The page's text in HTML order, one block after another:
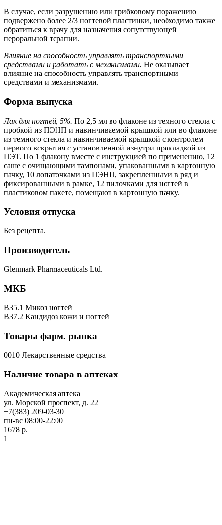
В случае, если разрушению или грибковому поражению
подвержено более 2/3 ногтевой пластинки, необходимо также
обратиться к врачу для назначения сопутствующей
пероральной терапии.
Влияние на способность управлять транспортными
средствами и работать с механизмами. Не оказывает
влияние на способность управлять транспортными
средствами и механизмами.
Форма выпуска
Лак для ногтей, 5%. По 2,5 мл во флаконе из темного стекла с
пробкой из ПЭНП и навинчиваемой крышкой или во флаконе
из темного стекла и навинчиваемой крышкой с контролем
первого вскрытия с установленной изнутри прокладкой из
ПЭТ. По 1 флакону вместе с инструкцией по применению, 12
саше с очищающими тампонами, упакованными в картонную
пачку, 10 лопаточками из ПЭНП, закрепленными в ряд и
фиксированными в рамке, 12 пилочками для ногтей в
пластиковом пакете, помещают в картонную пачку.
Условия отпуска
Без рецепта.
Производитель
Glenmark Pharmaceuticals Ltd.
МКБ
B35.1 Микоз ногтей
B37.2 Кандидоз кожи и ногтей
Товары фарм. рынка
0010 Лекарственные средства
Наличие товара в аптеках
Академическая аптека
ул. Морской проспект, д. 22
+7(383) 209-03-30
пн-вс 08:00-22:00
1678 р.
1